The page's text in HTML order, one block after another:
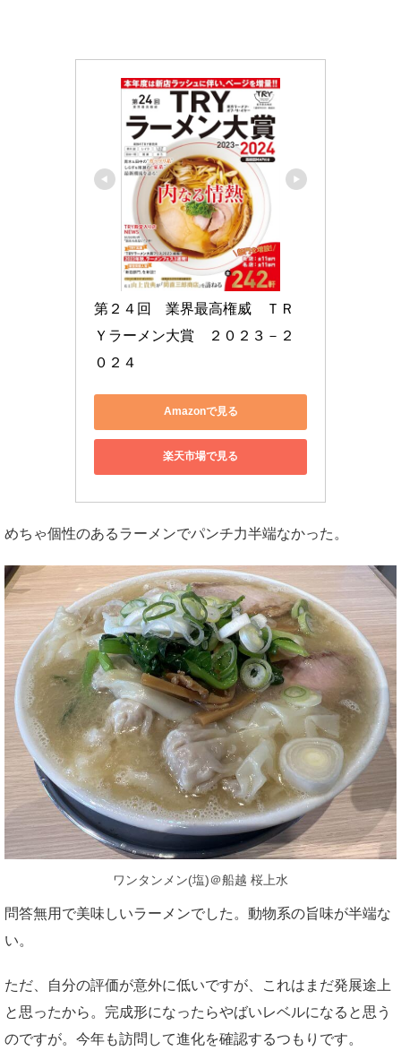
第２４回　業界最高権威　ＴＲ
Ｙラーメン大賞　２０２３－２
０２４
Amazonで見る
楽天市場で見る
めちゃ個性のあるラーメンでパンチ力半端なかった。
ワンタンメン(塩)＠船越 桜上水
問答無用で美味しいラーメンでした。動物系の旨味が半端な
い。
ただ、自分の評価が意外に低いですが、これはまだ発展途上
と思ったから。完成形になったらやばいレベルになると思う
のですが。今年も訪問して進化を確認するつもりです。